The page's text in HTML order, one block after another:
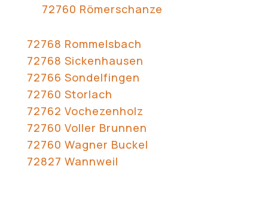
72760 Römerschanze
72768 Rommelsbach
72768 Sickenhausen
72766 Sondelfingen
72760 Storlach
72762 Vochezenholz
72760 Voller Brunnen
72760 Wagner Buckel
72827 Wannweil